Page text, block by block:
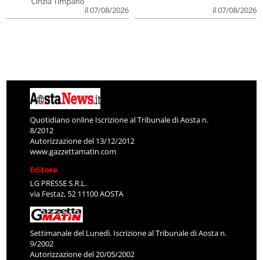
il 07/08/2026
il 07/08/2026
Quotidiano online Iscrizione al Tribunale di Aosta n.
8/2012
Autorizzazione del 13/12/2012
www.gazzettamatin.com
Editore
LG PRESSE S.R.L.
via Festaz, 52 11100 AOSTA
Settimanale del Lunedì. Iscrizione al Tribunale di Aosta n.
9/2002
Autorizzazione del 20/05/2002